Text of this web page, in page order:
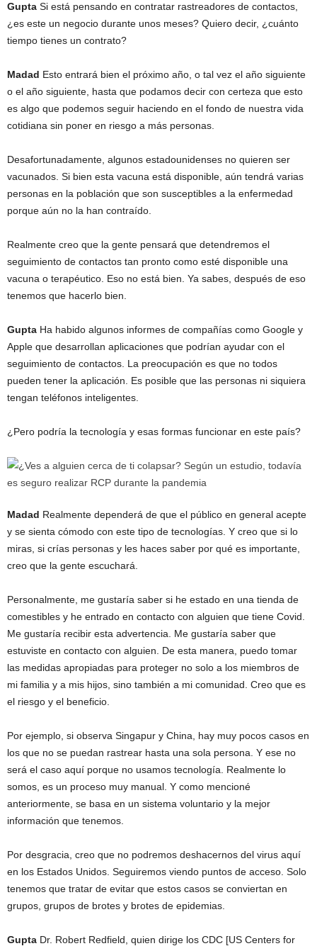
Gupta Si está pensando en contratar rastreadores de contactos,
¿es este un negocio durante unos meses? Quiero decir, ¿cuánto
tiempo tienes un contrato?
Madad Esto entrará bien el próximo año, o tal vez el año siguiente
o el año siguiente, hasta que podamos decir con certeza que esto
es algo que podemos seguir haciendo en el fondo de nuestra vida
cotidiana sin poner en riesgo a más personas.
Desafortunadamente, algunos estadounidenses no quieren ser
vacunados. Si bien esta vacuna está disponible, aún tendrá varias
personas en la población que son susceptibles a la enfermedad
porque aún no la han contraído.
Realmente creo que la gente pensará que detendremos el
seguimiento de contactos tan pronto como esté disponible una
vacuna o terapéutico. Eso no está bien. Ya sabes, después de eso
tenemos que hacerlo bien.
Gupta Ha habido algunos informes de compañías como Google y
Apple que desarrollan aplicaciones que podrían ayudar con el
seguimiento de contactos. La preocupación es que no todos
pueden tener la aplicación. Es posible que las personas ni siquiera
tengan teléfonos inteligentes.
¿Pero podría la tecnología y esas formas funcionar en este país?
Madad Realmente dependerá de que el público en general acepte
y se sienta cómodo con este tipo de tecnologías. Y creo que si lo
miras, si crías personas y les haces saber por qué es importante,
creo que la gente escuchará.
Personalmente, me gustaría saber si he estado en una tienda de
comestibles y he entrado en contacto con alguien que tiene Covid.
Me gustaría recibir esta advertencia. Me gustaría saber que
estuviste en contacto con alguien. De esta manera, puedo tomar
las medidas apropiadas para proteger no solo a los miembros de
mi familia y a mis hijos, sino también a mi comunidad. Creo que es
el riesgo y el beneficio.
Por ejemplo, si observa Singapur y China, hay muy pocos casos en
los que no se puedan rastrear hasta una sola persona. Y ese no
será el caso aquí porque no usamos tecnología. Realmente lo
somos, es un proceso muy manual. Y como mencioné
anteriormente, se basa en un sistema voluntario y la mejor
información que tenemos.
Por desgracia, creo que no podremos deshacernos del virus aquí
en los Estados Unidos. Seguiremos viendo puntos de acceso. Solo
tenemos que tratar de evitar que estos casos se conviertan en
grupos, grupos de brotes y brotes de epidemias.
Gupta Dr. Robert Redfield, quien dirige los CDC [US Centers for